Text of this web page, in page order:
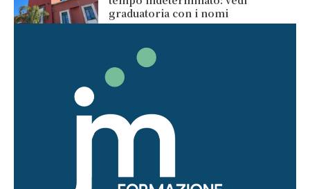
graduatoria con i nomi